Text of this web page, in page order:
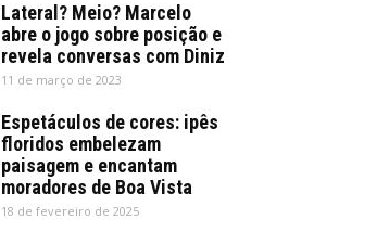
Lateral? Meio? Marcelo
abre o jogo sobre posição e
revela conversas com Diniz
11 de março de 2023
Espetáculos de cores: ipês
floridos embelezam
paisagem e encantam
moradores de Boa Vista
18 de fevereiro de 2025